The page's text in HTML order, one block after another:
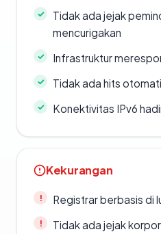
Tidak ada jejak
mencurigakan
Infrastruktur
Tidak ada hits
Konektivitas IPv6
Kekurangan
Registrar berbasis di
Tidak ada jejak